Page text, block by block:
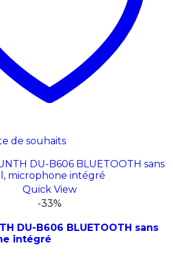
de souhaits
Quick View
-33%
DU-B606 BLUETOOTH sans
intégré